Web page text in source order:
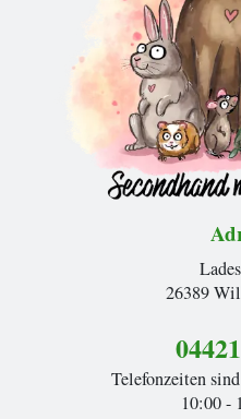
26389
Telefonzeiten
10:00 -